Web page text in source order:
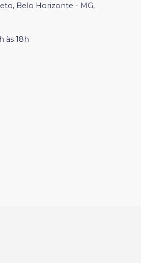
Belo Horizonte - MG,
às 18h